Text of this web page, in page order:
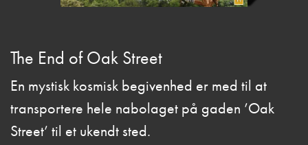
The End of Oak Street
En mystisk kosmisk begivenhed er med til at
transportere hele nabolaget på gaden ’Oak
Street’ til et ukendt sted.